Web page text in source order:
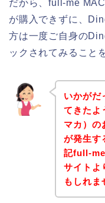
だから、full-me
が購入できずに、
方は一度ご自身の
ックされてみること
いかがだ
てきた
マカ）
が発生す
記full-
サイトよ
もしれま